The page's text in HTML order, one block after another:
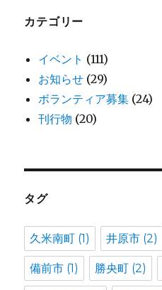
ブ
カテゴリー
イベント (111)
お知らせ (29)
ボランティア募集 (24)
刊行物 (20)
タグ
久米南町 (1) 井原市 (2)
備前市 (1) 勝央町 (2)